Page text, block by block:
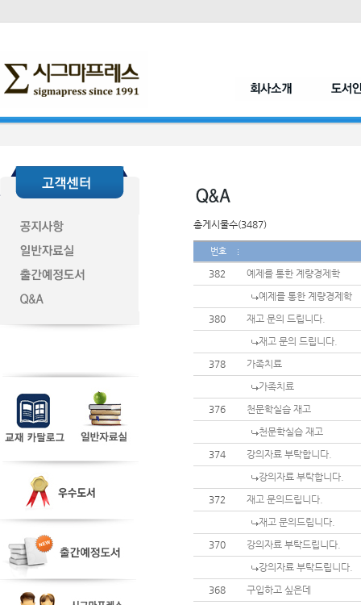
총게시물수(3487)
번호
382
예제를 통한 계량경제학
예제를 통한 계량경제학
380
재고 문의 드립니다.
재고 문의 드립니다.
378
가족치료
가족치료
376
천문학실습 재고
천문학실습 재고
374
강의자료 부탁합니다.
강의자료 부탁합니다.
372
재고 문의드립니다.
재고 문의드립니다.
370
강의자료 부탁드립니다.
강의자료 부탁드립니다.
368
구입하고 싶은데